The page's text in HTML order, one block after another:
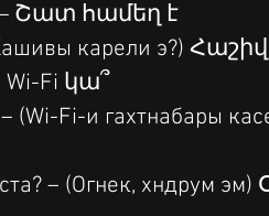
Շատ համեղ է
карели э?)
Wi-Fi կա՞
(Wi-Fi-и гахтнабары
– (Огнек, хндрум